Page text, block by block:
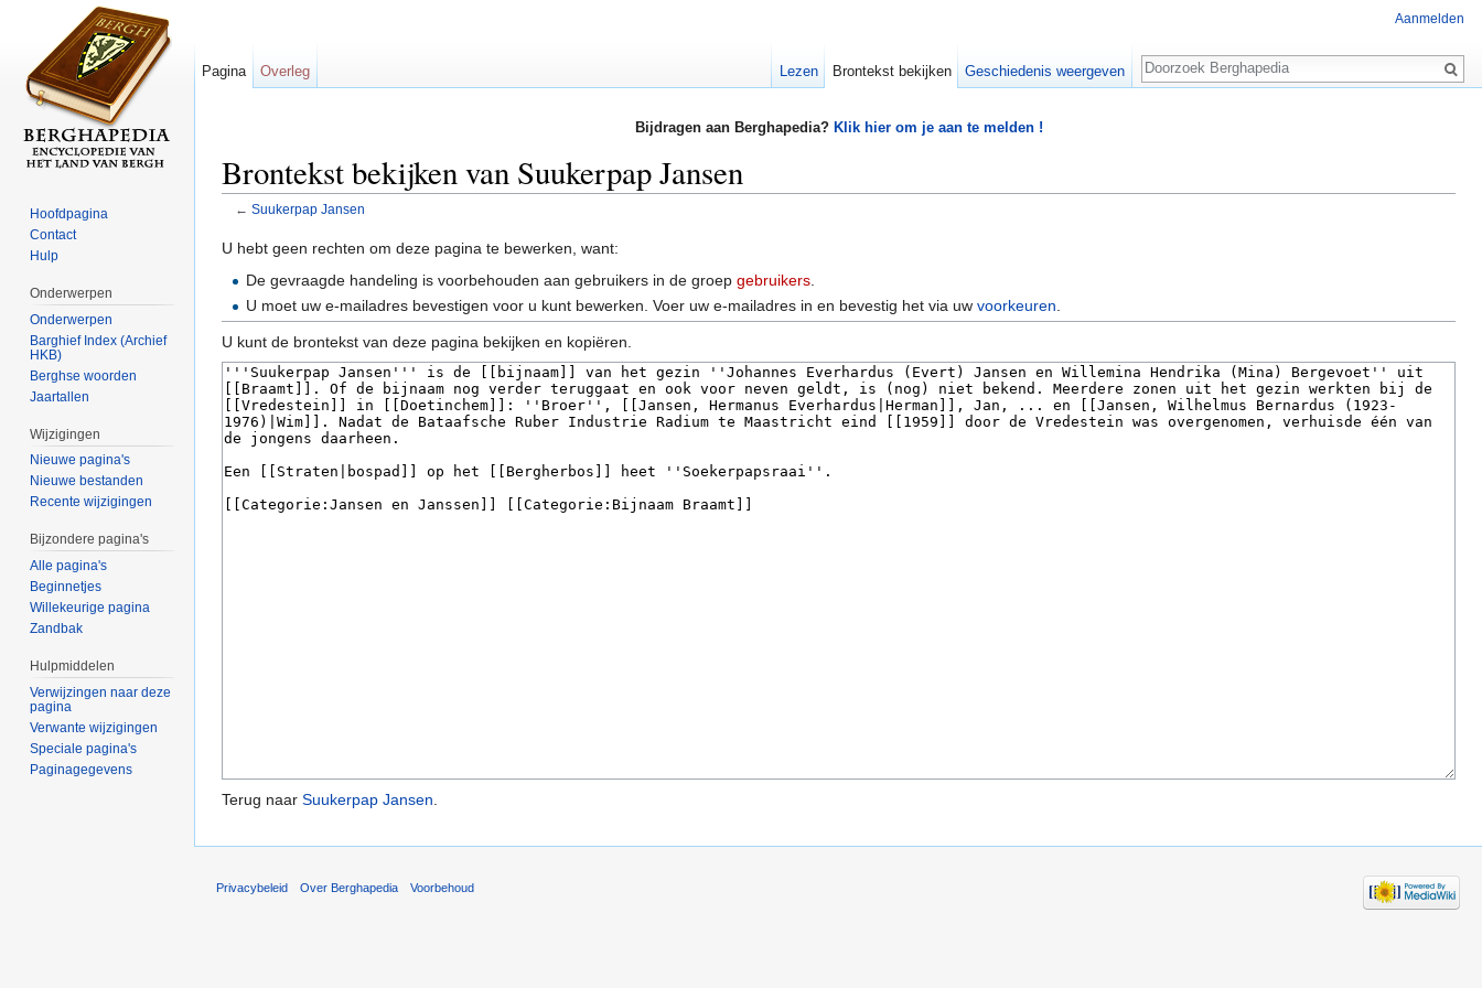
Bijdragen aan Berghapedia? Klik hier om je aan te melden !
Brontekst bekijken van Suukerpap Jansen
← Suukerpap Jansen
U hebt geen rechten om deze pagina te bewerken, want:
De gevraagde handeling is voorbehouden aan gebruikers in de groepgebruikers
U moet uw e-mailadres bevestigen voor u kunt bewerken. Voer uw e-mailadres in en bevestig het via uwvoorkeuren
U kunt de brontekst van deze pagina bekijken en kopiëren.
Terug naar Suukerpap Jansen.
Aanmelden
Pagina Overleg Lezen Brontekst bekijken Geschiedenis weergeven
Zoeken
Hoofdpagina
Contact
Hulp
Onderwerpen
Onderwerpen
Barghief Index (Archief
HKB)
Berghse woorden
Jaartallen
Wijzigingen
Nieuwe pagina's
Nieuwe bestanden
Recente wijzigingen
Bijzondere pagina's
Alle pagina's
Beginnetjes
Willekeurige pagina
Zandbak
Hulpmiddelen
Verwijzingen naar deze
pagina
Verwante wijzigingen
Speciale pagina's
Paginagegevens
Privacybeleid Over Berghapedia Voorbehoud